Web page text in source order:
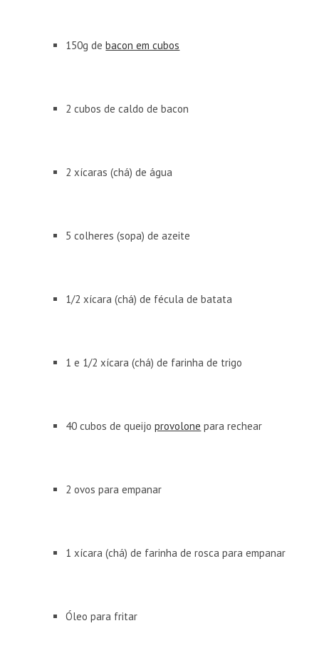
150g debacon em cubos
2 cubos de caldo de bacon
2 xícaras (chá) de água
5 colheres (sopa) de azeite
1/2 xícara (chá) de fécula de batata
1 e 1/2 xícara (chá) de farinha de trigo
40 cubos de queijoprovolone para rechear
2 ovos para empanar
1 xícara (chá) de farinha de rosca para empanar
Óleo para fritar